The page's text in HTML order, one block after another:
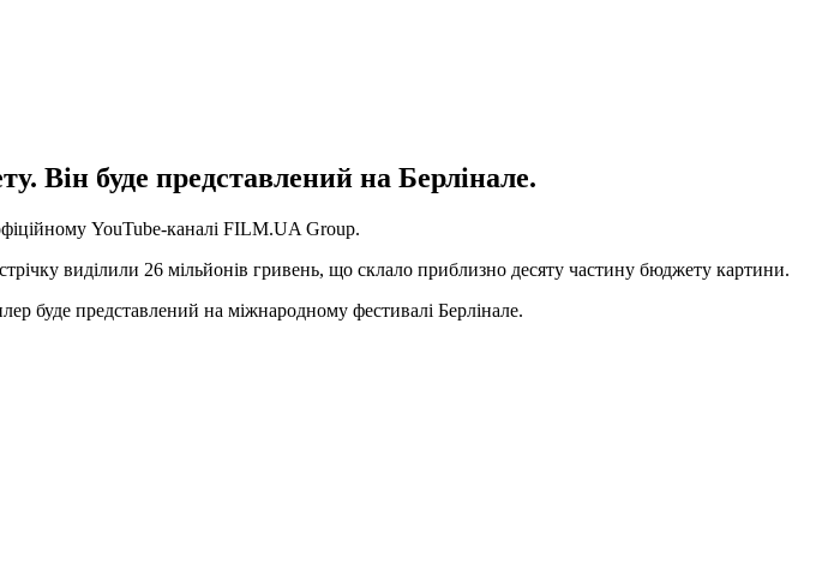
Він буде представлений на Берлінале.
YouTube-каналі FILM.UA Group.
виділили 26 мільйонів гривень, що склало приблизно десяту частину бюджету картини.
буде представлений на міжнародному фестивалі Берлінале.